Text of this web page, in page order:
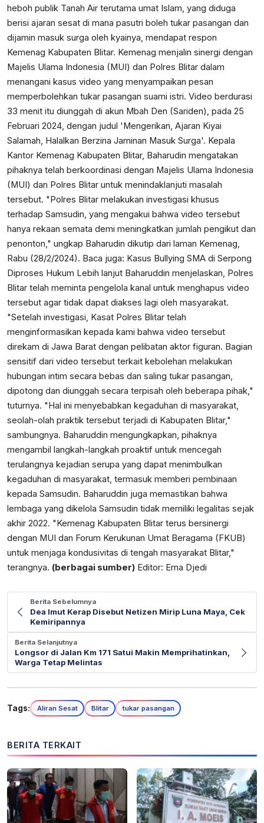
heboh publik Tanah Air terutama umat Islam, yang diduga
berisi ajaran sesat di mana pasutri boleh tukar pasangan dan
dijamin masuk surga oleh kyainya, mendapat respon
Kemenag Kabupaten Blitar. Kemenag menjalin sinergi dengan
Majelis Ulama Indonesia (MUI) dan Polres Blitar dalam
menangani kasus video yang menyampaikan pesan
memperbolehkan tukar pasangan suami istri. Video berdurasi
33 menit itu diunggah di akun Mbah Den (Sariden), pada 25
Februari 2024, dengan judul 'Mengerikan, Ajaran Kiyai
Salamah, Halalkan Berzina Jaminan Masuk Surga'. Kepala
Kantor Kemenag Kabupaten Blitar, Baharudin mengatakan
pihaknya telah berkoordinasi dengan Majelis Ulama Indonesia
(MUI) dan Polres Blitar untuk menindaklanjuti masalah
tersebut. "Polres Blitar melakukan investigasi khusus
terhadap Samsudin, yang mengakui bahwa video tersebut
hanya rekaan semata demi meningkatkan jumlah pengikut dan
penonton," ungkap Baharudin dikutip dari laman Kemenag,
Rabu (28/2/2024). Baca juga: Kasus Bullying SMA di Serpong
Diproses Hukum Lebih lanjut Baharuddin menjelaskan, Polres
Blitar telah meminta pengelola kanal untuk menghapus video
tersebut agar tidak dapat diakses lagi oleh masyarakat.
"Setelah investigasi, Kasat Polres Blitar telah
menginformasikan kepada kami bahwa video tersebut
direkam di Jawa Barat dengan pelibatan aktor figuran. Bagian
sensitif dari video tersebut terkait kebolehan melakukan
hubungan intim secara bebas dan saling tukar pasangan,
dipotong dan diunggah secara terpisah oleh beberapa pihak,"
tuturnya. "Hal ini menyebabkan kegaduhan di masyarakat,
seolah-olah praktik tersebut terjadi di Kabupaten Blitar,"
sambungnya. Baharuddin mengungkapkan, pihaknya
mengambil langkah-langkah proaktif untuk mencegah
terulangnya kejadian serupa yang dapat menimbulkan
kegaduhan di masyarakat, termasuk memberi pembinaan
kepada Samsudin. Baharuddin juga memastikan bahwa
lembaga yang dikelola Samsudin tidak memiliki legalitas sejak
akhir 2022. "Kemenag Kabupaten Blitar terus bersinergi
dengan MUI dan Forum Kerukunan Umat Beragama (FKUB)
untuk menjaga kondusivitas di tengah masyarakat Blitar,"
terangnya. (berbagai sumber) Editor: Erna Djedi
Berita Sebelumnya
Dea Imut Kerap Disebut Netizen Mirip Luna Maya, Cek
Kemiripannya
Berita Selanjutnya
Longsor di Jalan Km 171 Satui Makin Memprihatinkan,
Warga Tetap Melintas
Tags: Aliran Sesat Blitar tukar pasangan
BERITA TERKAIT